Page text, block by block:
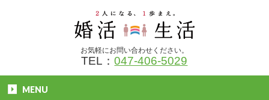
お気軽にお問い合わせください。
TEL：047-406-5029
MENU